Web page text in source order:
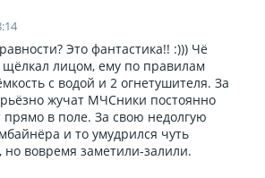
Это фантастика!! :))) Чё
лицом, ему по правилам
с водой и 2 огнетушителя. За
жучат МЧСники постоянно
в поле. За свою недолгую
и то умудрился чуть
но вовремя заметили-залили.